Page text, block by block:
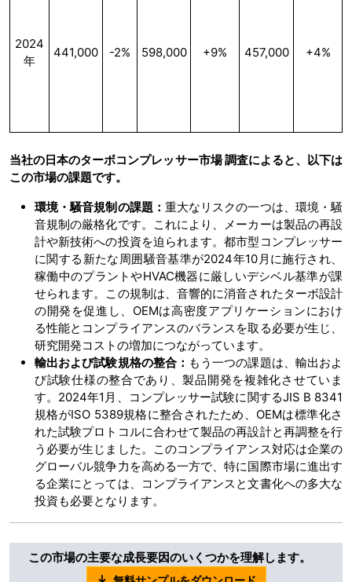
2024
年
441,000 -2% 598,000 +9% 457,000 +4%
当社の日本のターボコンプレッサー市場 調査によると、以下は
この市場の課題です。
環境・騒音規制の課題： 重大なリスクの一つは、環境・騒
音規制の厳格化です。これにより、メーカーは製品の再設
計や新技術への投資を迫られます。都市型コンプレッサー
に関する新たな周囲騒音基準が2024年10月に施行され、
稼働中のプラントやHVAC機器に厳しいデシベル基準が課
せられます。この規制は、音響的に消音されたターボ設計
の開発を促進し、OEMは高密度アプリケーションにおけ
る性能とコンプライアンスのバランスを取る必要が生じ、
研究開発コストの増加につながっています。
輸出および試験規格の整合： もう一つの課題は、輸出およ
び試験仕様の整合であり、製品開発を複雑化させていま
す。2024年1月、コンプレッサー試験に関するJIS B 8341
規格がISO 5389規格に整合されたため、OEMは標準化さ
れた試験プロトコルに合わせて製品の再設計と再調整を行
う必要が生じました。このコンプライアンス対応は企業の
グローバル競争力を高める一方で、特に国際市場に進出す
る企業にとっては、コンプライアンスと文書化への多大な
投資も必要となります。
この市場の主要な成長要因のいくつかを理解します。